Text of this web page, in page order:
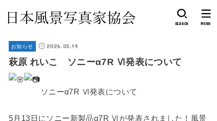
SEARCH MENU
お知らせ 2026.05.19
萩原 れいこ ソニーα7R Ⅵ発表について
ソニーα7R Ⅵ発表について
5月13日にソニー新製品α7R Ⅵが発表されました！風景